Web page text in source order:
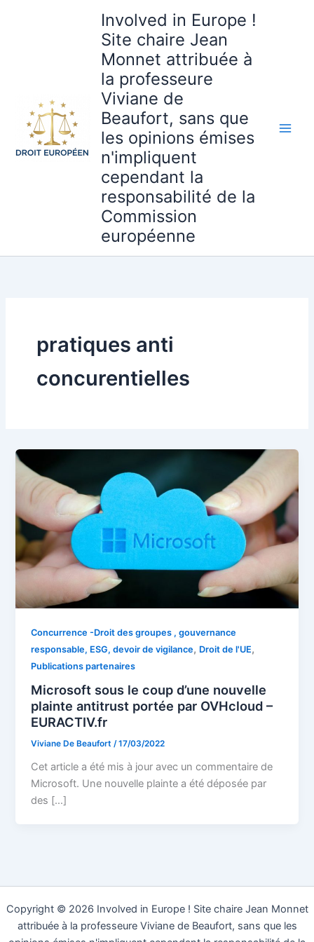
Involved in Europe !
Site chaire Jean
Monnet attribuée à
la professeure
Viviane de
Beaufort, sans que
les opinions émises
n'impliquent
cependant la
responsabilité de la
Commission
européenne
pratiques anti
concurentielles
Concurrence -Droit des groupes , gouvernance
responsable, ESG, devoir de vigilance, Droit de l'UE,
Publications partenaires
Microsoft sous le coup d’une nouvelle
plainte antitrust portée par OVHcloud –
EURACTIV.fr
Viviane De Beaufort/17/03/2022
Cet article a été mis à jour avec un commentaire de
Microsoft. Une nouvelle plainte a été déposée par
des […]
Copyright © 2026 Involved in Europe ! Site chaire Jean Monnet
attribuée à la professeure Viviane de Beaufort, sans que les